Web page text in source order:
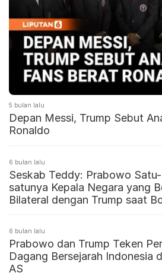
5 bulan lalu
Depan Messi, Trump Sebut
Ronaldo
6 bulan lalu
Seskab Teddy: Prabowo Satu-
satunya Kepala Negara yang
Bilateral dengan Trump saat
6 bulan lalu
Prabowo dan Trump Teken
Dagang Bersejarah Indonesia
AS